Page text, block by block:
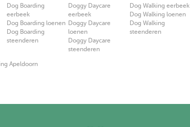
Dog Boarding
eerbeek
Dog Boarding loenen
Dog Boarding
steenderen
Doggy Daycare
eerbeek
Doggy Daycare
loenen
Doggy Daycare
steenderen
Dog Walking eerbeek
Dog Walking loenen
Dog Walking
steenderen
Apeldoorn